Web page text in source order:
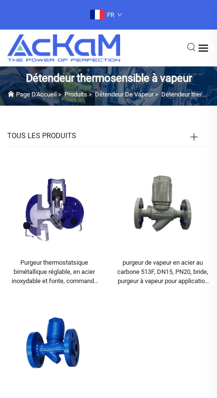
FR
Détendeur thermosensible à vapeur
Page D'Accueil>Produits>Détendeur De Vapeur>Détendeur thermosensible à vapeur
TOUS LES PRODUITS
Purgeur thermostatsique
bimétallique réglable, en acier
inoxydable et fonte, commande
purgeur de vapeur en acier au
carbone 513F, DN15, PN20, bride,
purgeur à vapeur pour application